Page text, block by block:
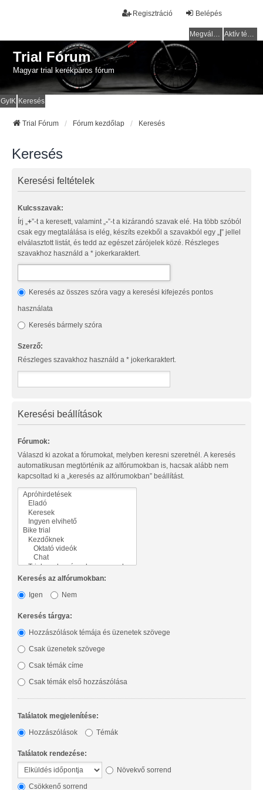
Belépés
Regisztráció
Megválaszolatlan témák Aktív témák
Trial Fórum
Magyar trial kerékpáros fórum
GyIK Keresés
Trial Fórum Fórum kezdőlap Keresés
Keresés
Keresési feltételek
Kulcsszavak:
Írj „ +”-t a keresett, valamint „ -”-t a kizárandó szavak elé. Ha több szóból
csak egy megtalálása is elég, készíts ezekből a szavakból egy „ |” jellel
elválasztott listát, és tedd az egészet zárójelek közé. Részleges
szavakhoz használd a * jokerkaraktert.
Keresés az összes szóra vagy a keresési kifejezés pontos
használata
Keresés bármely szóra
Szerző:
Részleges szavakhoz használd a * jokerkaraktert.
Keresési beállítások
Fórumok:
Válaszd ki azokat a fórumokat, melyben keresni szeretnél. A keresés
automatikusan megtörténik az alfórumokban is, hacsak alább nem
kapcsoltad ki a „keresés az alfórumokban” beállítást.
Keresés az alfórumokban:
Igen
Nem
Keresés tárgya:
Hozzászólások témája és üzenetek szövege
Csak üzenetek szövege
Csak témák címe
Csak témák első hozzászólása
Találatok megjelenítése:
Hozzászólások
Témák
Találatok rendezése:
Növekvő sorrend
Csökkenő sorrend